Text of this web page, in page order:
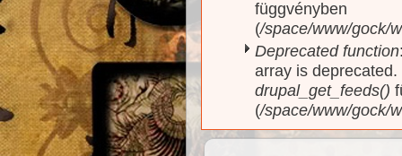
függvényben
(/space/www/gock/
Deprecated function
array is
drupal_get_feeds()
(/space/www/gock/